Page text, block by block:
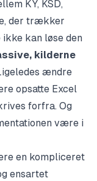
KY, KSD,
der trækker
kan løse den
kilderne
ændre
opsatte Excel
forfra. Og
være i
en kompliceret
ensartet